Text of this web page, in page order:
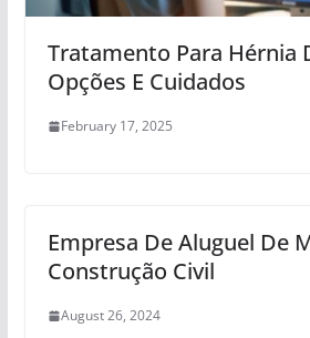
Tratamento Para Hérnia
Opções E Cuidados
February 17, 2025
Empresa De Aluguel De
Construção Civil
August 26, 2024